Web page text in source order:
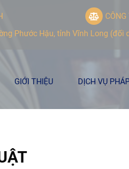
Phước Hậu, tỉnh Vĩnh Long (đối
GIỚI THIỆU DỊCH VỤ